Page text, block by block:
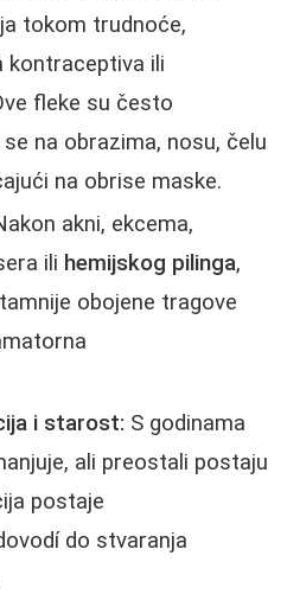
tokom trudnoće,
kontraceptiva ili
fleke su često
na obrazima, nosu, čelu
na obrise maske.
akni, ekcema,
ili hemijskog pilinga,
obojene tragove
i starost: S godinama
ali preostali postaju
postaje
do stvaranja